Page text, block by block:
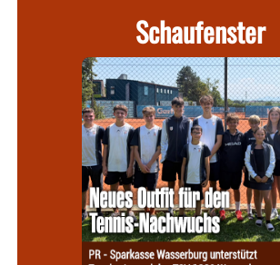
Schaufenster